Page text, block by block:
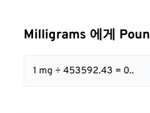
Milligrams 에게
1 mg ÷ 453592.43 = 0..